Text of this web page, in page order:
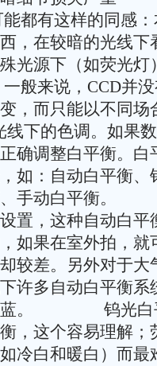
这样的同感：
，在较暗的光线下
光源下（如荧光灯
说，CCD并没
，而只能以不同场
线下的色调。如果
确调整白平衡。白
如：自动白平衡、
衡、手动白平衡
置，这种自动白平
如果在室外拍，就
较差。另外对于大
许多自动白平衡系
偏蓝。 钨光白
，这个容易理解
冷白和暖白）而最